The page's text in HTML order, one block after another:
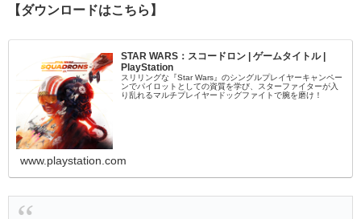
【ダウンロードはこちら】
STAR WARS：スコードロン | ゲームタイトル |
PlayStation
スリリングな『Star Wars』のシングルプレイヤーキャンペー
ンでパイロットとしての資質を学び、スターファイターが入
り乱れるマルチプレイヤードッグファイトで腕を磨け！
www.playstation.com